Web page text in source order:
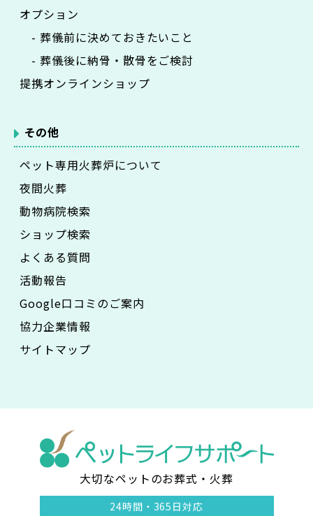
オプション
- 葬儀前に決めておきたいこと
- 葬儀後に納骨・散骨をご検討
提携オンラインショップ
その他
ペット専用火葬炉について
夜間火葬
動物病院検索
ショップ検索
よくある質問
活動報告
Google口コミのご案内
協力企業情報
サイトマップ
大切なペットのお葬式・火葬
24時間・ 365日対応